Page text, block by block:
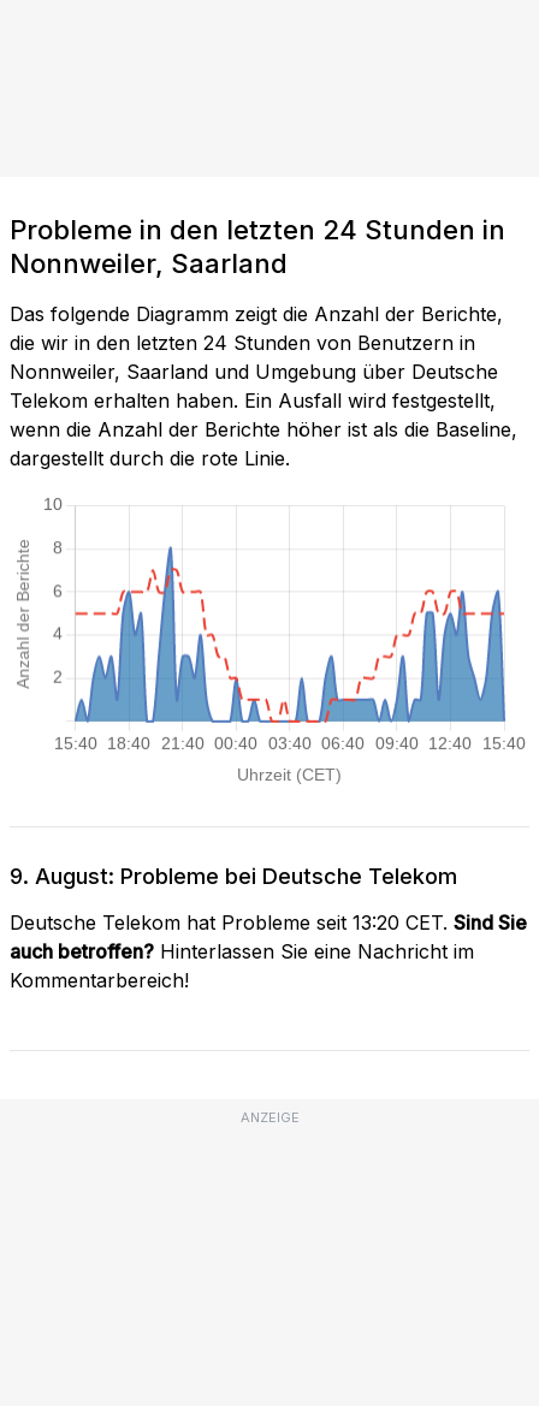
Probleme in den letzten 24 Stunden in
Nonnweiler, Saarland
Das folgende Diagramm zeigt die Anzahl der Berichte,
die wir in den letzten 24 Stunden von Benutzern in
Nonnweiler, Saarland und Umgebung über Deutsche
Telekom erhalten haben. Ein Ausfall wird festgestellt,
wenn die Anzahl der Berichte höher ist als die Baseline,
dargestellt durch die rote Linie.
9. August: Probleme bei Deutsche Telekom
Deutsche Telekom hat Probleme seit 13:20 CET. Sind Sie
auch betroffen? Hinterlassen Sie eine Nachricht im
Kommentarbereich!
ANZEIGE